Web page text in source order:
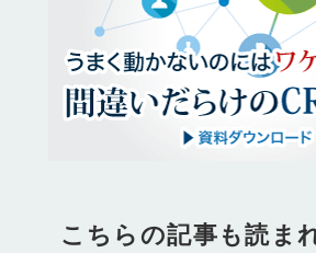
こちらの記事も読ま